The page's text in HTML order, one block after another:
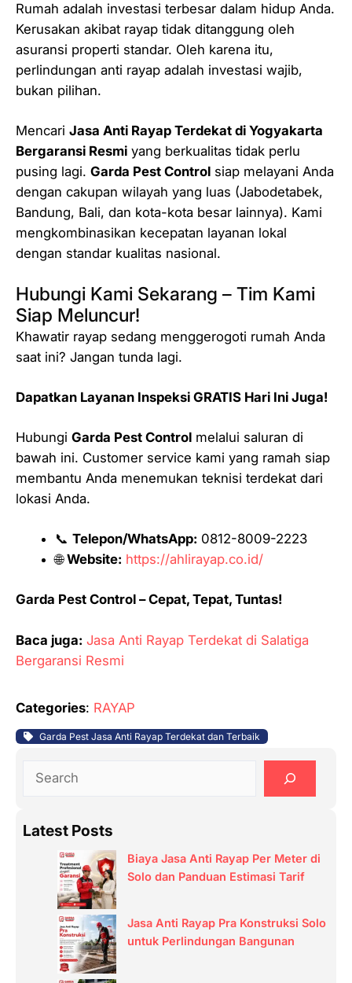
Rumah adalah investasi terbesar dalam hidup Anda.
Kerusakan akibat rayap tidak ditanggung oleh
asuransi properti standar. Oleh karena itu,
perlindungan anti rayap adalah investasi wajib,
bukan pilihan.
Mencari Jasa Anti Rayap Terdekat di Yogyakarta
Bergaransi Resmi yang berkualitas tidak perlu
pusing lagi. Garda Pest Control siap melayani Anda
dengan cakupan wilayah yang luas (Jabodetabek,
Bandung, Bali, dan kota-kota besar lainnya). Kami
mengkombinasikan kecepatan layanan lokal
dengan standar kualitas nasional.
Hubungi Kami Sekarang – Tim Kami
Siap Meluncur!
Khawatir rayap sedang menggerogoti rumah Anda
saat ini? Jangan tunda lagi.
Dapatkan Layanan Inspeksi GRATIS Hari Ini Juga!
Hubungi Garda Pest Control melalui saluran di
bawah ini. Customer service kami yang ramah siap
membantu Anda menemukan teknisi terdekat dari
lokasi Anda.
📞Telepon/WhatsApp: 0812-8009-2223
🌐Website: https://ahlirayap.co.id/
Garda Pest Control – Cepat, Tepat, Tuntas!
Baca juga: Jasa Anti Rayap Terdekat di Salatiga
Bergaransi Resmi
Categories: RAYAP
Garda Pest Jasa Anti Rayap Terdekat dan Terbaik
r
Latest Posts
Biaya Jasa Anti Rayap Per Meter di
Solo dan Panduan Estimasi Tarif
Jasa Anti Rayap Pra Konstruksi Solo
untuk Perlindungan Bangunan